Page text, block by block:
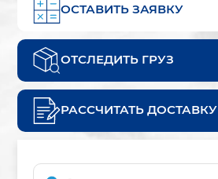
ОСТАВИТЬ ЗАЯВКУ
ОТСЛЕДИТЬ ГРУЗ
РАССЧИТАТЬ ДОСТАВКУ